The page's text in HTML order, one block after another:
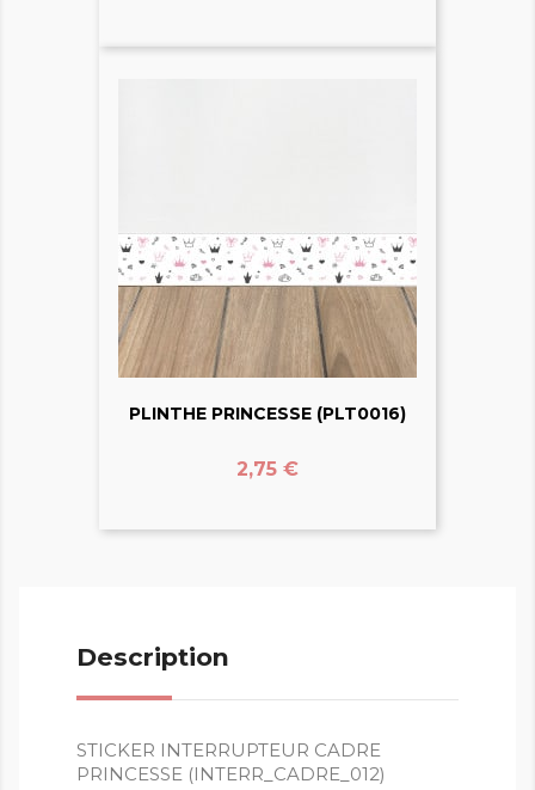
PLINTHE PRINCESSE (PLT0016)
Prix
2,75 €
Description
STICKER INTERRUPTEUR CADRE
PRINCESSE (INTERR_CADRE_012)